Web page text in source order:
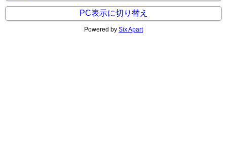
PC表示に切り替え
Powered by Six Apart